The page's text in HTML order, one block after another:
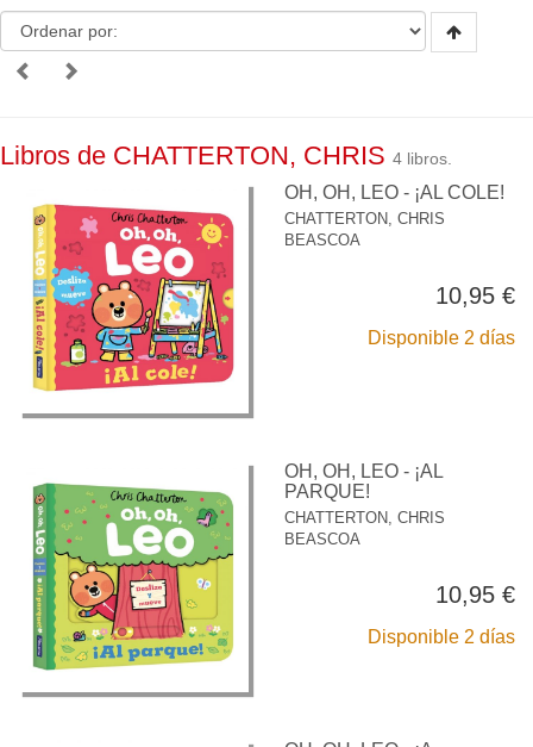
Libros de CHATTERTON, CHRIS 4 libros.
OH, OH, LEO - ¡AL COLE!
CHATTERTON, CHRIS
BEASCOA
10,95 €
Disponible 2 días
OH, OH, LEO - ¡AL
PARQUE!
CHATTERTON, CHRIS
BEASCOA
10,95 €
Disponible 2 días